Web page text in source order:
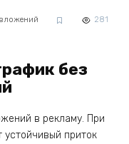
281
без
в рекламу. При
устойчивый приток